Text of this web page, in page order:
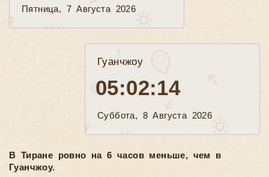
Пятница, 7 Августа 2026
Гуанчжоу
05:02:15
Суббота, 8 Августа 2026
В Тиране ровно на 6 часов меньше, чем в
Гуанчжоу.